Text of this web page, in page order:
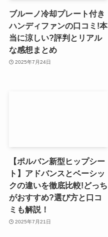
ブルーノ冷却プレート付き
ハンディファンの口コミ!本
当に涼しい?評判とリアル
な感想まとめ
2025年7月24日
【ポルバン新型ヒップシー
ト】アドバンスとベーシッ
クの違いを徹底比較!どっち
がおすすめ?選び方と口コ
ミも解説！
2025年7月21日